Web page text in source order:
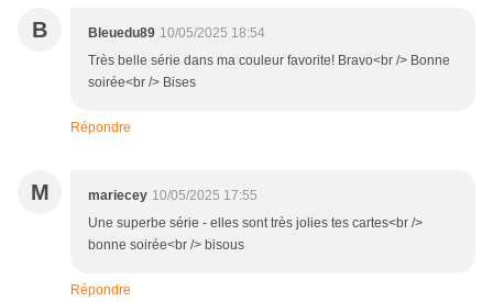
B Bleuedu89 10/05/2025 18:54
Très belle série dans ma couleur favorite! Bravo<br /> Bonne
soirée<br /> Bises
Répondre
M mariecey 10/05/2025 17:55
Une superbe série - elles sont très jolies tes cartes<br />
bonne soirée<br /> bisous
Répondre